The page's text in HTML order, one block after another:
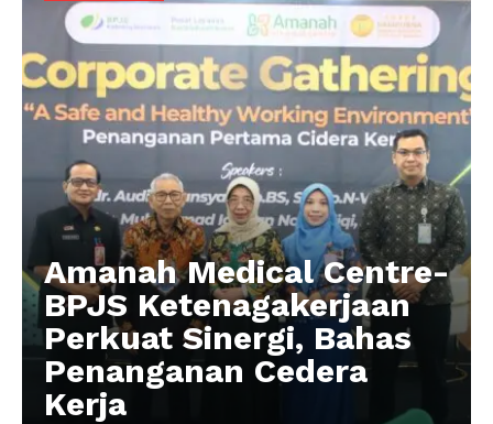
Amanah Medical Centre-
BPJS Ketenagakerjaan
Perkuat Sinergi, Bahas
Penanganan Cedera
Kerja